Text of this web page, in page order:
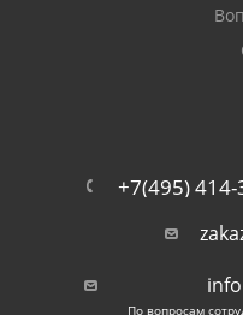
+7(495) 414-
По вопросам